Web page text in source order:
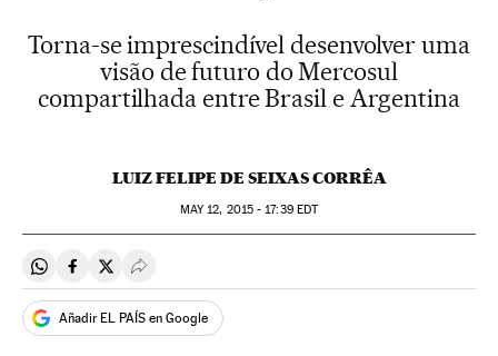
Torna-se imprescindível desenvolver uma
visão de futuro do Mercosul
compartilhada entre Brasil e Argentina
LUIZ FELIPE DE SEIXAS CORRÊA
MAY12, 2015 - 17:39EDT
Compartir en Whatsapp
Compartir en Facebook
Compartir en Twitter
Desplegar Redes Sociales
Añadir EL PAÍS en Google